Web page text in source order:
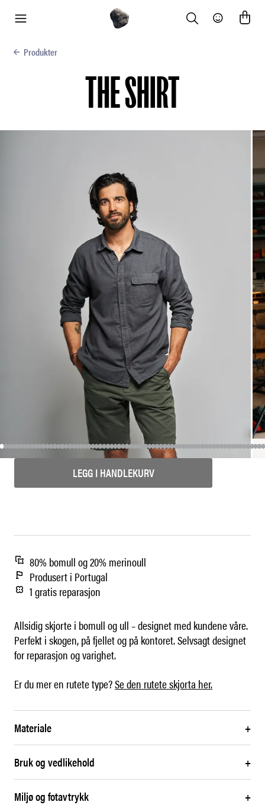
Search Community
Produkter
THE SHIRT
LEGG I HANDLEKURV
80% bomull og 20% merinoull
Produsert i Portugal
1 gratis reparasjon
Allsidig skjorte i bomull og ull – designet med kundene våre.
Perfekt i skogen, på fjellet og på kontoret. Selvsagt designet
for reparasjon og varighet.
Er du mer en rutete type?Se den rutete skjorta her.
Materiale +
Bruk og vedlikehold +
Miljø og fotavtrykk +